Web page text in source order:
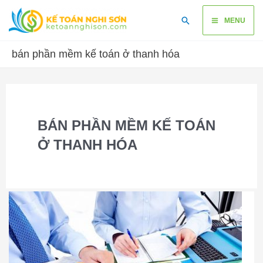
Skip
content
SearchMain
MENU
bán phần mềm kế toán ở thanh hóa
BÁN PHẦN MỀM KẾ TOÁN
Ở THANH HÓA
Phần
mềm
kế
toán
tại